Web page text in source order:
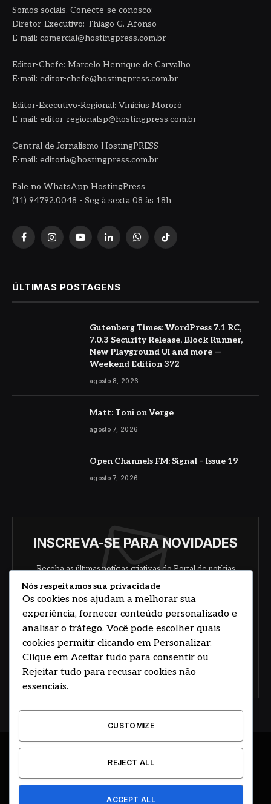
Somos sociais. Conecte-se conosco:
Diretor-Executivo: Thiago G. Afonso
E-mail: comercial@hostingpress.com.br
Editor-Chefe: Marcelo Henrique de Carvalho
E-mail: editor-chefe@hostingpress.com.br
Editor-Executivo-Regional: Vinicius Mororó
E-mail: editor-regionalsp@hostingpress.com.br
Central de Jornalismo HostingPRESS
E-mail: editoria@hostingpress.com.br
Fale no WhatsApp HostingPress
(11) 94792.0048 - Seg à sexta 08 às 18h
FacebookInstagramYouTubeLinkedInWhatsAppTikTok
ÚLTIMAS POSTAGENS
Gutenberg Times: WordPress 7.1 RC,
7.0.3 Security Release, Block Runner,
New Playground UI and more —
Weekend Edition 372
agosto 8, 2026
Matt: Toni on Verge
agosto 7, 2026
Open Channels FM: Signal – Issue 19
agosto 7, 2026
INSCREVA-SE PARA NOVIDADES
Receba as últimas notícias criativas do Portal de notícias
sobre arte, design e negócios.
Concorde com nossos termos e acordo de
© 2026 DESENVOLVIDO POR HOSTING PRIME BRASIL
ÚLTIMAS NOTÍCIAS DESTAQUES
CIDADE E REGIÃO
Nós respeitamos sua privacidade
Os cookies nos ajudam a melhorar sua
experiência, fornecer conteúdo personalizado e
analisar o tráfego. Você pode escolher quais
cookies permitir clicando em Personalizar.
Clique em Aceitar tudo para consentir ou
Rejeitar tudo para recusar cookies não
essenciais.
CUSTOMIZE
REJECT ALL
ACCEPT ALL